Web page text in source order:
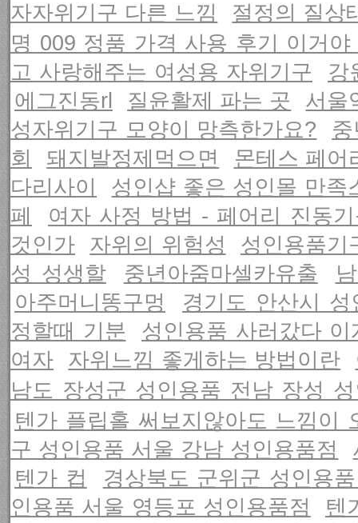
자자위기구 다른 느낌
절정의 질상
명 009 정품 가격 사용 후기 이거
고 사랑해주는 여성용 자위기구
강
에그진동rl
질윤활제 파는 곳
서울
성자위기구 모양이 망측한가요?
회
돼지발정제먹으면
몬테스 페어
다리사이
성인샵 좋은 성인몰 만족
페
여자 사정 방법 - 페어리 진동
것인가
자위의 위험성
성인용품기
성 성생할
중년아줌마셀카유출
아주머니똥구멍
경기도 안산시
정할때 기분
성인용품 사러갔다
여자
자위느낌 좋게하는 방법이란
남도 장성군 성인용품 전남 장성
텐가 플립홀 써보지않아도 느낌이
구 성인용품 서울 강남 성인용품점
텐가 컵
경상북도 군위군 성인용
인용품 서울 영등포 성인용품점
텐